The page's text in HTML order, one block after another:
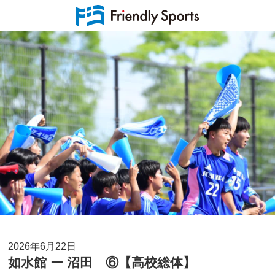
2026年6月22日
如水館 ー 沼田 ⑥【高校総体】